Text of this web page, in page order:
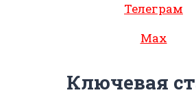
Телеграм
Max
Ключевая